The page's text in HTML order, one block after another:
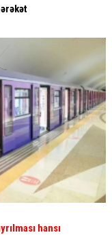
hansı